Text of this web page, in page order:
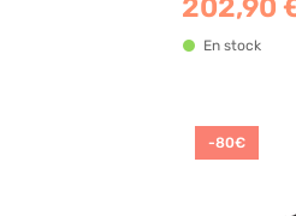
202,90
En stock
-80€